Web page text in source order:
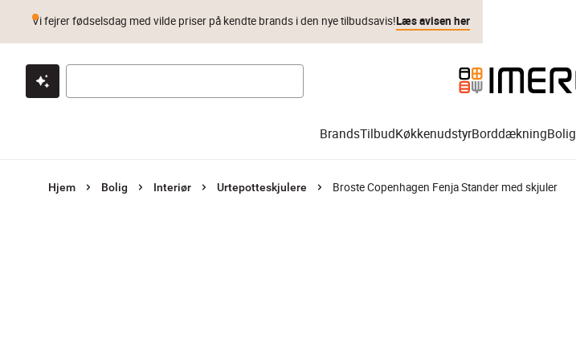
Klik & hent Byt i 1 år Prismatch
Vi fejrer fødselsdag med vilde priser på kendte brands i den nye tilbudsavis!Læs avisen her
BrandsTilbudKøkkenudstyrBorddækningBolig
Hjem Bolig Interiør Urtepotteskjulere Broste Copenhagen Fenja Stander med skjuler